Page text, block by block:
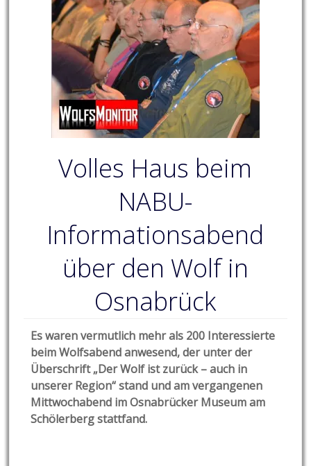
Volles Haus beim
NABU-
Informationsabend
über den Wolf in
Osnabrück
Es waren vermutlich mehr als 200 Interessierte
beim Wolfsabend anwesend, der unter der
Überschrift „Der Wolf ist zurück – auch in
unserer Region“ stand und am vergangenen
Mittwochabend im Osnabrücker Museum am
Schölerberg stattfand.